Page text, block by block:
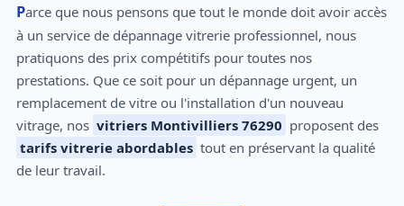
Parce que nous pensons que tout le monde doit avoir accès
à un service de dépannage vitrerie professionnel, nous
pratiquons des prix compétitifs pour toutes nos
prestations. Que ce soit pour un dépannage urgent, un
remplacement de vitre ou l'installation d'un nouveau
vitrage, nos vitriers Montivilliers 76290 proposent des
tarifs vitrerie abordables tout en préservant la qualité
de leur travail.